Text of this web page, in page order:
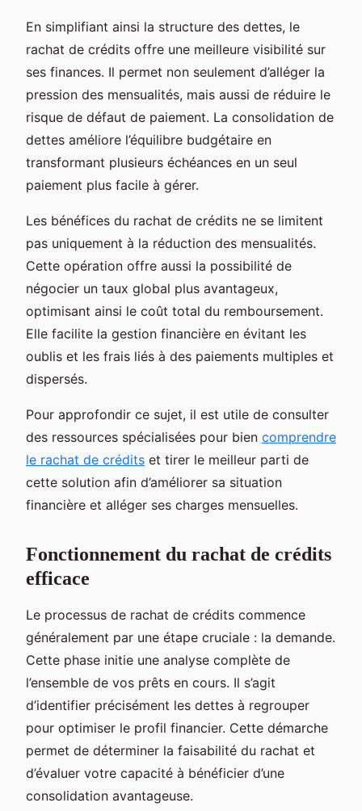
En simplifiant ainsi la structure des dettes, le
rachat de crédits offre une meilleure visibilité sur
ses finances. Il permet non seulement d’alléger la
pression des mensualités, mais aussi de réduire le
risque de défaut de paiement. La consolidation de
dettes améliore l’équilibre budgétaire en
transformant plusieurs échéances en un seul
paiement plus facile à gérer.
Les bénéfices du rachat de crédits ne se limitent
pas uniquement à la réduction des mensualités.
Cette opération offre aussi la possibilité de
négocier un taux global plus avantageux,
optimisant ainsi le coût total du remboursement.
Elle facilite la gestion financière en évitant les
oublis et les frais liés à des paiements multiples et
dispersés.
Pour approfondir ce sujet, il est utile de consulter
des ressources spécialisées pour bien comprendre
le rachat de crédits et tirer le meilleur parti de
cette solution afin d’améliorer sa situation
financière et alléger ses charges mensuelles.
Fonctionnement du rachat de crédits
efficace
Le processus de rachat de crédits commence
généralement par une étape cruciale : la demande.
Cette phase initie une analyse complète de
l’ensemble de vos prêts en cours. Il s’agit
d’identifier précisément les dettes à regrouper
pour optimiser le profil financier. Cette démarche
permet de déterminer la faisabilité du rachat et
d’évaluer votre capacité à bénéficier d’une
consolidation avantageuse.